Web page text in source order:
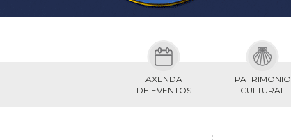
AXENDA
DE EVENTOS
PATRIMONIO
CULTURAL